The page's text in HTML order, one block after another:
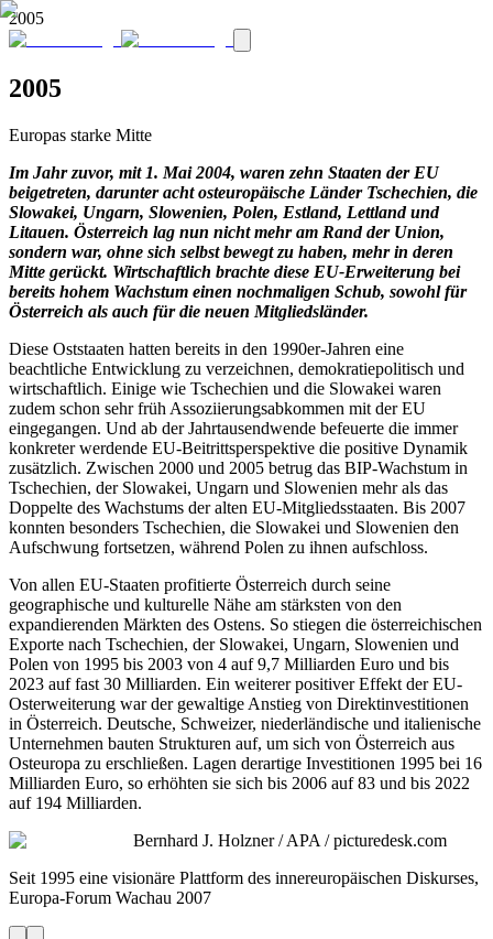
2005
2005
Europas starke Mitte
Im Jahr zuvor, mit 1. Mai 2004, waren zehn Staaten der EU
beigetreten, darunter acht osteuropäische Länder Tschechien, die
Slowakei, Ungarn, Slowenien, Polen, Estland, Lettland und
Litauen. Österreich lag nun nicht mehr am Rand der Union,
sondern war, ohne sich selbst bewegt zu haben, mehr in deren
Mitte gerückt. Wirtschaftlich brachte diese EU-Erweiterung bei
bereits hohem Wachstum einen nochmaligen Schub, sowohl für
Österreich als auch für die neuen Mitgliedsländer.
Diese Oststaaten hatten bereits in den 1990er-Jahren eine
beachtliche Entwicklung zu verzeichnen, demokratiepolitisch und
wirtschaftlich. Einige wie Tschechien und die Slowakei waren
zudem schon sehr früh Assoziierungsabkommen mit der EU
eingegangen. Und ab der Jahrtausendwende befeuerte die immer
konkreter werdende EU-Beitrittsperspektive die positive Dynamik
zusätzlich. Zwischen 2000 und 2005 betrug das BIP-Wachstum in
Tschechien, der Slowakei, Ungarn und Slowenien mehr als das
Doppelte des Wachstums der alten EU-Mitgliedsstaaten. Bis 2007
konnten besonders Tschechien, die Slowakei und Slowenien den
Aufschwung fortsetzen, während Polen zu ihnen aufschloss.
Von allen EU-Staaten profitierte Österreich durch seine
geographische und kulturelle Nähe am stärksten von den
expandierenden Märkten des Ostens. So stiegen die österreichischen
Exporte nach Tschechien, der Slowakei, Ungarn, Slowenien und
Polen von 1995 bis 2003 von 4 auf 9,7 Milliarden Euro und bis
2023 auf fast 30 Milliarden. Ein weiterer positiver Effekt der EU-
Osterweiterung war der gewaltige Anstieg von Direktinvestitionen
in Österreich. Deutsche, Schweizer, niederländische und italienische
Unternehmen bauten Strukturen auf, um sich von Österreich aus
Osteuropa zu erschließen. Lagen derartige Investitionen 1995 bei 16
Milliarden Euro, so erhöhten sie sich bis 2006 auf 83 und bis 2022
auf 194 Milliarden.
Bernhard J. Holzner / APA / picturedesk.com
Seit 1995 eine visionäre Plattform des innereuropäischen Diskurses,
Europa-Forum Wachau 2007